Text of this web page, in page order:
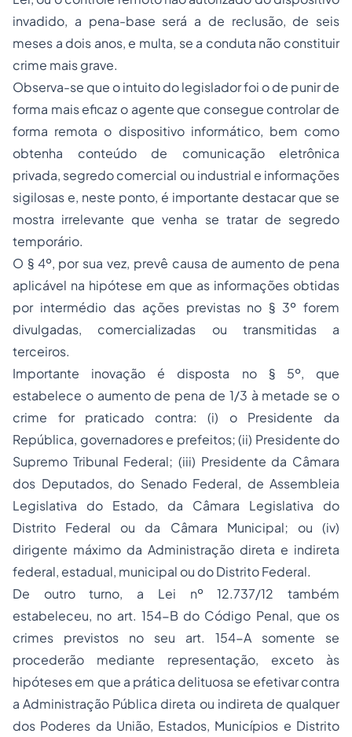
invadido, a pena-base será a de reclusão, de seis
meses a dois anos, e multa, se a conduta não constituir
crime mais grave.
Observa-se que o intuito do legislador foi o de punir de
forma mais eficaz o agente que consegue controlar de
forma remota o dispositivo informático, bem como
obtenha conteúdo de comunicação eletrônica
privada, segredo comercial ou industrial e informações
sigilosas e, neste ponto, é importante destacar que se
mostra irrelevante que venha se tratar de segredo
temporário.
O § 4º, por sua vez, prevê causa de aumento de pena
aplicável na hipótese em que as informações obtidas
por intermédio das ações previstas no § 3º forem
divulgadas, comercializadas ou transmitidas a
terceiros.
Importante inovação é disposta no § 5º, que
estabelece o aumento de pena de 1/3 à metade se o
crime for praticado contra: (i) o Presidente da
República, governadores e prefeitos; (ii) Presidente do
Supremo Tribunal Federal; (iii) Presidente da Câmara
dos Deputados, do Senado Federal, de Assembleia
Legislativa do Estado, da Câmara Legislativa do
Distrito Federal ou da Câmara Municipal; ou (iv)
dirigente máximo da Administração direta e indireta
federal, estadual, municipal ou do Distrito Federal.
De outro turno, a Lei nº 12.737/12 também
estabeleceu, no art. 154-B do Código Penal, que os
crimes previstos no seu art. 154-A somente se
procederão mediante representação, exceto às
hipóteses em que a prática delituosa se efetivar contra
a Administração Pública direta ou indireta de qualquer
dos Poderes da União, Estados, Municípios e Distrito